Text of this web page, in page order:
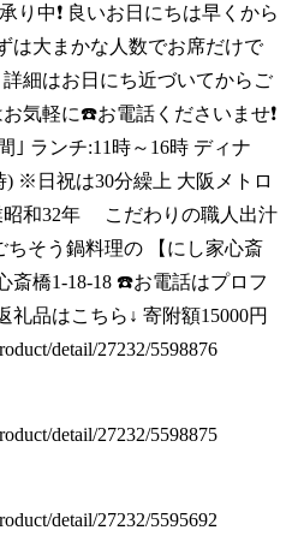
り中❗ 良いお日にちは早くから
は大まかな人数でお席だけで
細はお日にち近づいてからご
気軽に☎️お電話くださいませ❗
｣ ランチ:11時～16時 ディナ
) ※日祝は30分繰上 大阪メトロ
昭和32年 こだわりの職人出汁
ちそう鍋料理の 【にし家心斎
斎橋1-18-18 ☎️お電話はプロフ
礼品はこちら↓ 寄附額15000円
detail/27232/5598876
detail/27232/5598875
detail/27232/5595692